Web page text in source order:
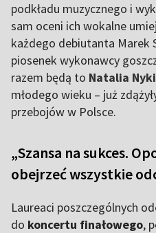
podkładu muzycznego i
sam oceni ich wokalne
każdego debiutanta Marek
piosenek wykonawcy
razem będą to Natalia
młodego wieku – już
przebojów w Polsce.
„Szansa na sukces.
obejrzeć wszystkie
Laureaci poszczególnych
do koncertu finałowego,